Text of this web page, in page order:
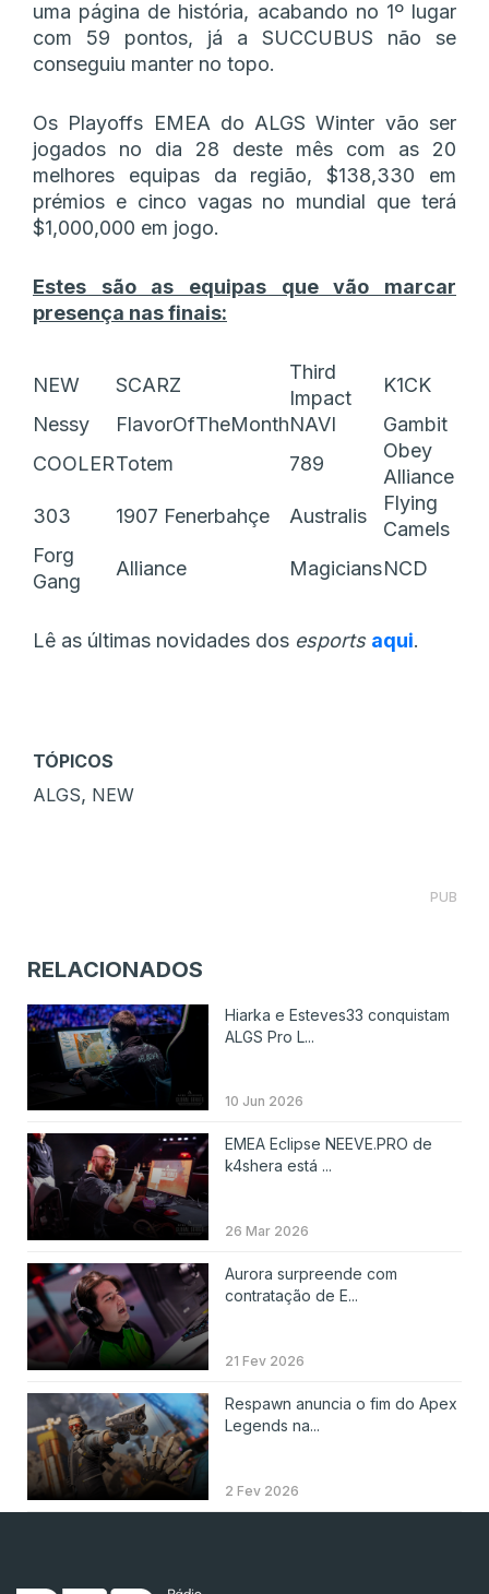
uma página de história, acabando no 1º lugar
com 59 pontos, já a SUCCUBUS não se
conseguiu manter no topo.
Os Playoffs EMEA do ALGS Winter vão ser
jogados no dia 28 deste mês com as 20
melhores equipas da região, $138,330 em
prémios e cinco vagas no mundial que terá
$1,000,000 em jogo.
Estes são as equipas que vão marcar
presença nas finais:
NEW SCARZ
Third
Impact
K1CK
Nessy
FlavorOfTheMonthNAVI
Gambit
COOLERTotem 789
Obey
Alliance
303
1907 Fenerbahçe Australis
Flying
Camels
Forg
Gang
Alliance MagiciansNCD
Lê as últimas novidades dos esports aqui.
TÓPICOS
ALGS, NEW
PUB
RELACIONADOS
Hiarka e Esteves33 conquistam
ALGS Pro L...
10 Jun 2026
EMEA Eclipse NEEVE.PRO de
k4shera está ...
26 Mar 2026
Aurora surpreende com
contratação de E...
21 Fev 2026
Respawn anuncia o fim do Apex
Legends na...
2 Fev 2026